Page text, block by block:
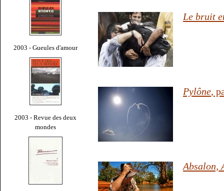
2003 - Gueules d'amour
2003 - Revue des deux
mondes
Le bruit
Pylône,
Absalon,